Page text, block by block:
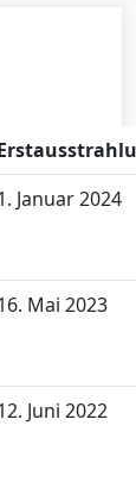
Januar 2024
Mai 2023
Juni 2022